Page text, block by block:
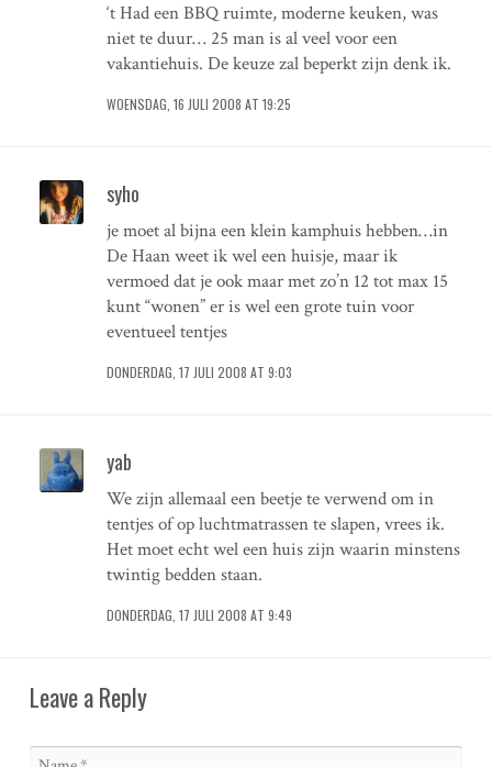
‘t Had een BBQ ruimte, moderne keuken, was
niet te duur… 25 man is al veel voor een
vakantiehuis. De keuze zal beperkt zijn denk ik.
WOENSDAG, 16 JULI 2008 AT 19:25
syho
je moet al bijna een klein kamphuis hebben…in
De Haan weet ik wel een huisje, maar ik
vermoed dat je ook maar met zo’n 12 tot max 15
kunt “wonen” er is wel een grote tuin voor
eventueel tentjes
DONDERDAG, 17 JULI 2008 AT 9:03
yab
We zijn allemaal een beetje te verwend om in
tentjes of op luchtmatrassen te slapen, vrees ik.
Het moet echt wel een huis zijn waarin minstens
twintig bedden staan.
DONDERDAG, 17 JULI 2008 AT 9:49
Leave a Reply